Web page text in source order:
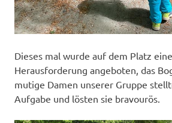
Dieses mal wurde auf dem Platz
Herausforderung angeboten, das
mutige Damen unserer Gruppe
Aufgabe und lösten sie bravourös.